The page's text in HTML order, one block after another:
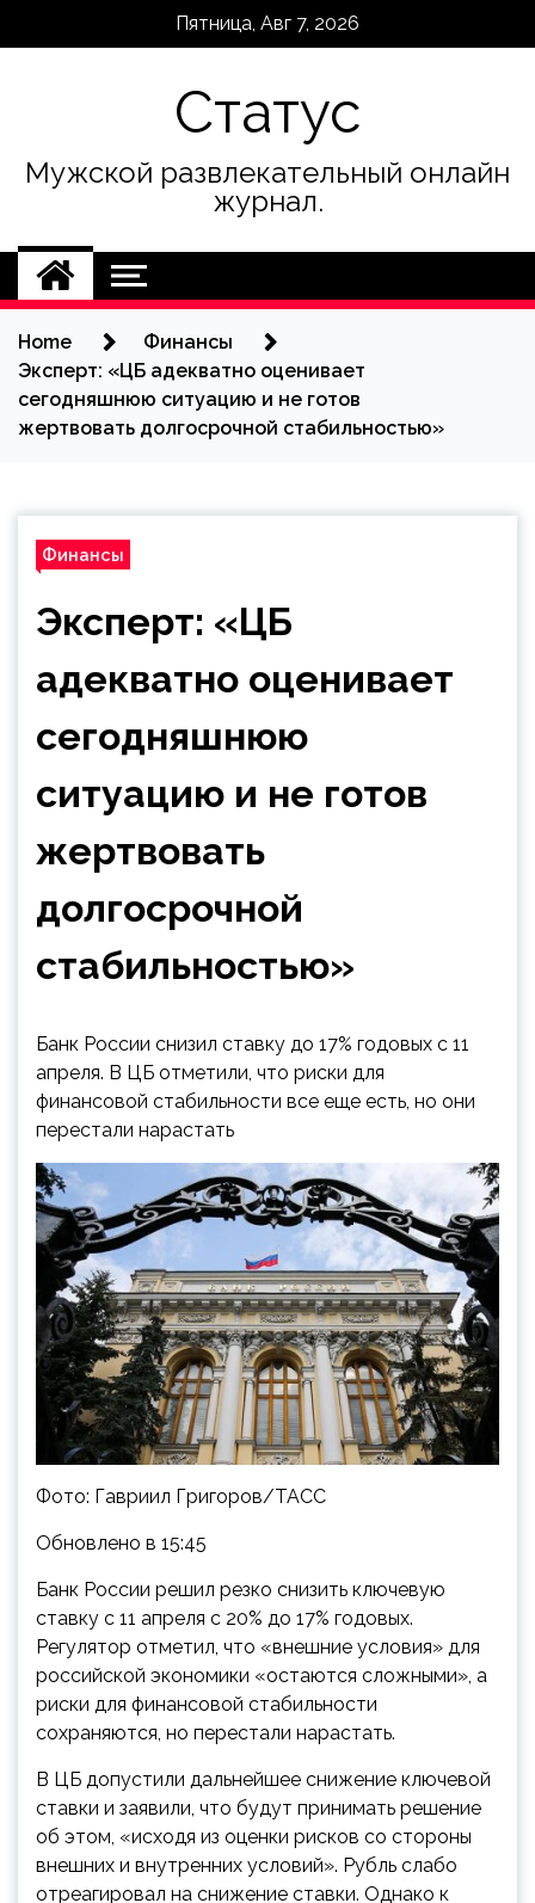
Пятница, Авг 7, 2026
Статус
Мужской развлекательный онлайн
журнал.
Home
Финансы
Эксперт: «ЦБ адекватно оценивает
сегодняшнюю ситуацию и не готов
жертвовать долгосрочной стабильностью»
Финансы
Эксперт: «ЦБ
адекватно оценивает
сегодняшнюю
ситуацию и не готов
жертвовать
долгосрочной
стабильностью»
Банк России снизил ставку до 17% годовых с 11
апреля. В ЦБ отметили, что риски для
финансовой стабильности все еще есть, но они
перестали нарастать
Фото: Гавриил Григоров/ТАСС
Обновлено в 15:45
Банк России решил резко снизить ключевую
ставку с 11 апреля с 20% до 17% годовых.
Регулятор отметил, что «внешние условия» для
российской экономики «остаются сложными», а
риски для финансовой стабильности
сохраняются, но перестали нарастать.
В ЦБ допустили дальнейшее снижение ключевой
ставки и заявили, что будут принимать решение
об этом, «исходя из оценки рисков со стороны
внешних и внутренних условий». Рубль слабо
отреагировал на снижение ставки. Однако к